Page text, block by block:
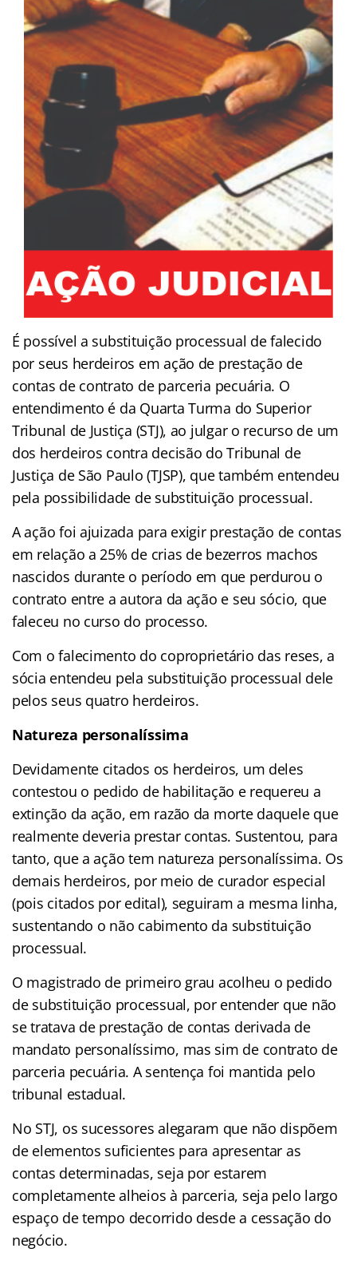
É possível a substituição processual de falecido
por seus herdeiros em ação de prestação de
contas de contrato de parceria pecuária. O
entendimento é da Quarta Turma do Superior
Tribunal de Justiça (STJ), ao julgar o recurso de um
dos herdeiros contra decisão do Tribunal de
Justiça de São Paulo (TJSP), que também entendeu
pela possibilidade de substituição processual.
A ação foi ajuizada para exigir prestação de contas
em relação a 25% de crias de bezerros machos
nascidos durante o período em que perdurou o
contrato entre a autora da ação e seu sócio, que
faleceu no curso do processo.
Com o falecimento do coproprietário das reses, a
sócia entendeu pela substituição processual dele
pelos seus quatro herdeiros.
Natureza personalíssima
Devidamente citados os herdeiros, um deles
contestou o pedido de habilitação e requereu a
extinção da ação, em razão da morte daquele que
realmente deveria prestar contas. Sustentou, para
tanto, que a ação tem natureza personalíssima. Os
demais herdeiros, por meio de curador especial
(pois citados por edital), seguiram a mesma linha,
sustentando o não cabimento da substituição
processual.
O magistrado de primeiro grau acolheu o pedido
de substituição processual, por entender que não
se tratava de prestação de contas derivada de
mandato personalíssimo, mas sim de contrato de
parceria pecuária. A sentença foi mantida pelo
tribunal estadual.
No STJ, os sucessores alegaram que não dispõem
de elementos suficientes para apresentar as
contas determinadas, seja por estarem
completamente alheios à parceria, seja pelo largo
espaço de tempo decorrido desde a cessação do
negócio.